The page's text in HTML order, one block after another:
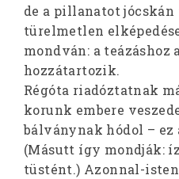
de a pillanatot
türelmetlen
mondván: a teázáshoz
hozzátartozik.
Régóta riadóztatnak
korunk embere
bálványnak hódol – ez
(Másutt így mondják:
tüstént.) Azonnal-